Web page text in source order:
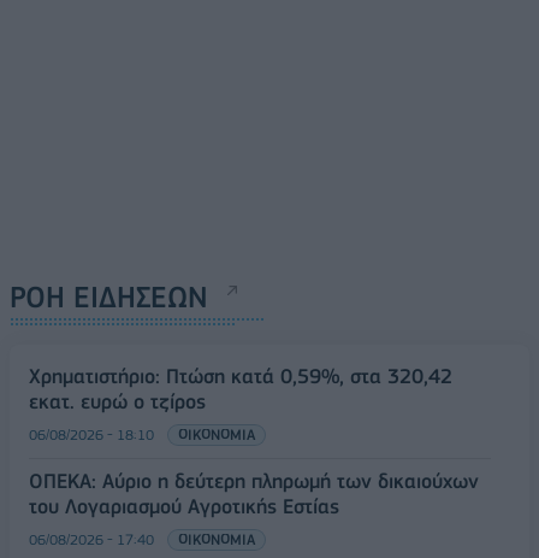
ΡΟΗ ΕΙΔΗΣΕΩΝ
Χρηματιστήριο: Πτώση κατά 0,59%, στα 320,42
εκατ. ευρώ ο τζίρος
06/08/2026 - 18:10 ΟΙΚΟΝΟΜΙΑ
ΟΠΕΚΑ: Αύριο η δεύτερη πληρωμή των δικαιούχων
του Λογαριασμού Αγροτικής Εστίας
06/08/2026 - 17:40 ΟΙΚΟΝΟΜΙΑ